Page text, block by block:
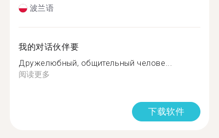
波兰语
我的对话伙伴要
Дружелюбный, общительный челове...
阅读更多
下载软件